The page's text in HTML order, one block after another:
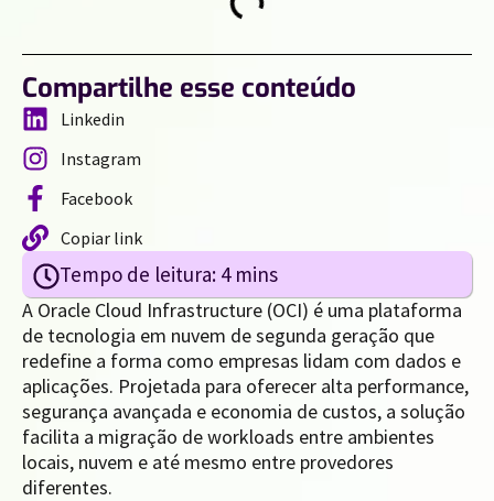
Compartilhe esse conteúdo
Linkedin
Instagram
Facebook
Copiar link
A Oracle Cloud Infrastructure (OCI) é uma plataforma
de tecnologia em nuvem de segunda geração que
redefine a forma como empresas lidam com dados e
aplicações. Projetada para oferecer alta performance,
segurança avançada e economia de custos, a solução
facilita a migração de workloads entre ambientes
locais, nuvem e até mesmo entre provedores
diferentes.